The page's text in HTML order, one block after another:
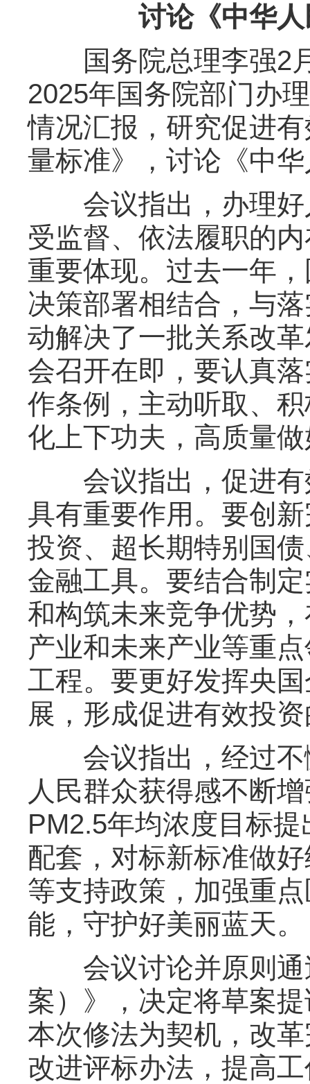
讨论《中华人
国务院总理李强2月
2025年国务院部门办
情况汇报，研究促进
量标准》，讨论《中
会议指出，办理好
受监督、依法履职的
重要体现。过去一年
决策部署相结合，与
动解决了一批关系改
会召开在即，要认真
作条例，主动听取、
化上下功夫，高质量
会议指出，促进有
具有重要作用。要创
投资、超长期特别国
金融工具。要结合制
和构筑未来竞争优势
产业和未来产业等重
工程。要更好发挥央
展，形成促进有效投
会议指出，经过不
人民群众获得感不断
PM2.5年均浓度目标
配套，对标新标准做
等支持政策，加强重
能，守护好美丽蓝天。
会议讨论并原则通
案）》，决定将草案
本次修法为契机，改
改进评标办法，提高